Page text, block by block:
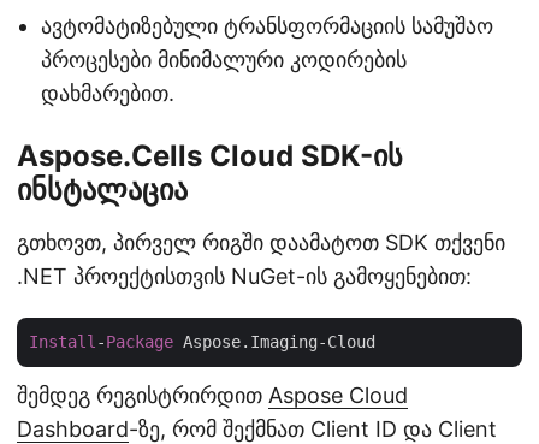
ავტომატიზებული ტრანსფორმაციის სამუშაო
პროცესები მინიმალური კოდირების
დახმარებით.
Aspose.Cells Cloud SDK-ის
ინსტალაცია
გთხოვთ, პირველ რიგში დაამატოთ SDK თქვენი
.NET პროექტისთვის NuGet-ის გამოყენებით:
Install -Package
შემდეგ რეგისტრირდით Aspose Cloud
Dashboard-ზე, რომ შექმნათ Client ID და Client